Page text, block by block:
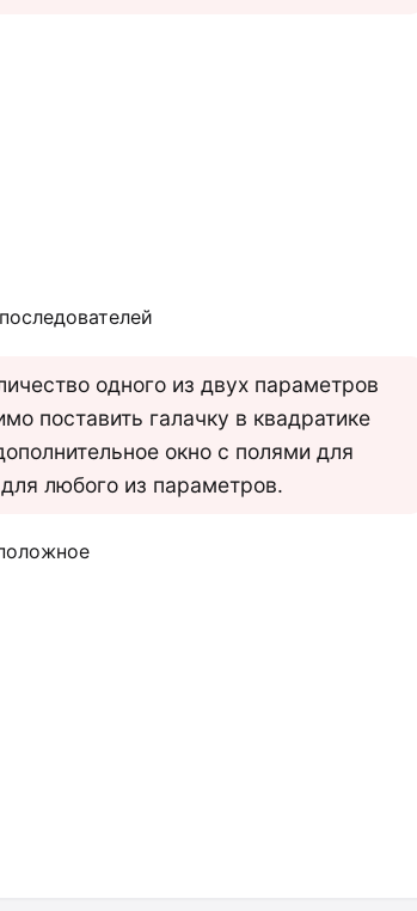
одного из двух параметров
поставить галачку в квадратике
окно с полями для
любого из параметров.